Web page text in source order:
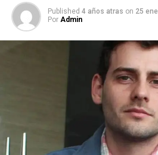
Published 4 años atras on 25
Por Admin